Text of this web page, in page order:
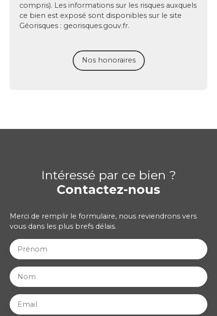
compris). Les informations sur les risques auxquels
ce bien est exposé sont disponibles sur le site
Géorisques : georisques.gouv.fr.
Nos honoraires
Intéressé par ce bien ?
Contactez-nous
Merci de remplir le formulaire, nous reviendrons vers
vous dans les plus brefs délais.
Prénom
Nom
Email